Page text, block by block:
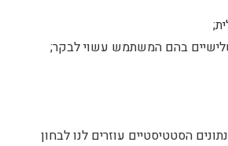
בהם המשתמש עשוי לבקר;
הסטטיסטיים עוזרים לנו לבחון